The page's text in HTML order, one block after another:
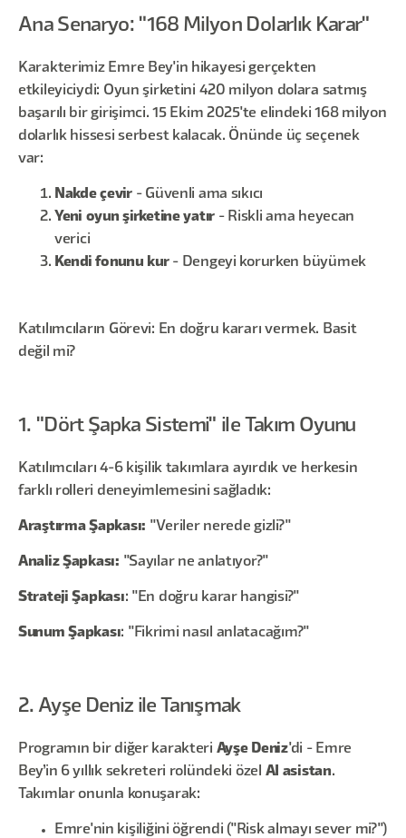
Ana Senaryo: "168 Milyon Dolarlık Karar"
Karakterimiz Emre Bey'in hikayesi gerçekten
etkileyiciydi: Oyun şirketini 420 milyon dolara satmış
başarılı bir girişimci. 15 Ekim 2025'te elindeki 168 milyon
dolarlık hissesi serbest kalacak. Önünde üç seçenek
var:
Nakde çevir- Güvenli ama sıkıcı
Yeni oyun şirketine yatır - Riskli ama heyecan
verici
Kendi fonunu kur- Dengeyi korurken büyümek
Katılımcıların Görevi: En doğru kararı vermek. Basit
değil mi?
1. "Dört Şapka Sistemi" ile Takım Oyunu
Katılımcıları 4-6 kişilik takımlara ayırdık ve herkesin
farklı rolleri deneyimlemesini sağladık:
Araştırma Şapkası: "Veriler nerede gizli?"
Analiz Şapkası: "Sayılar ne anlatıyor?"
Strateji Şapkası: "En doğru karar hangisi?"
Sunum Şapkası: "Fikrimi nasıl anlatacağım?"
2. Ayşe Deniz ile Tanışmak
Programın bir diğer karakteri Ayşe Deniz'di - Emre
Bey’in 6 yıllık sekreteri rolündeki özel AI asistan.
Takımlar onunla konuşarak:
Emre'nin kişiliğini öğrendi ("Risk almayı sever mi?")